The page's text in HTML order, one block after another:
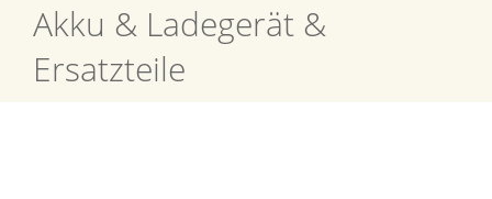
Akku & Ladegerät &
Ersatzteile